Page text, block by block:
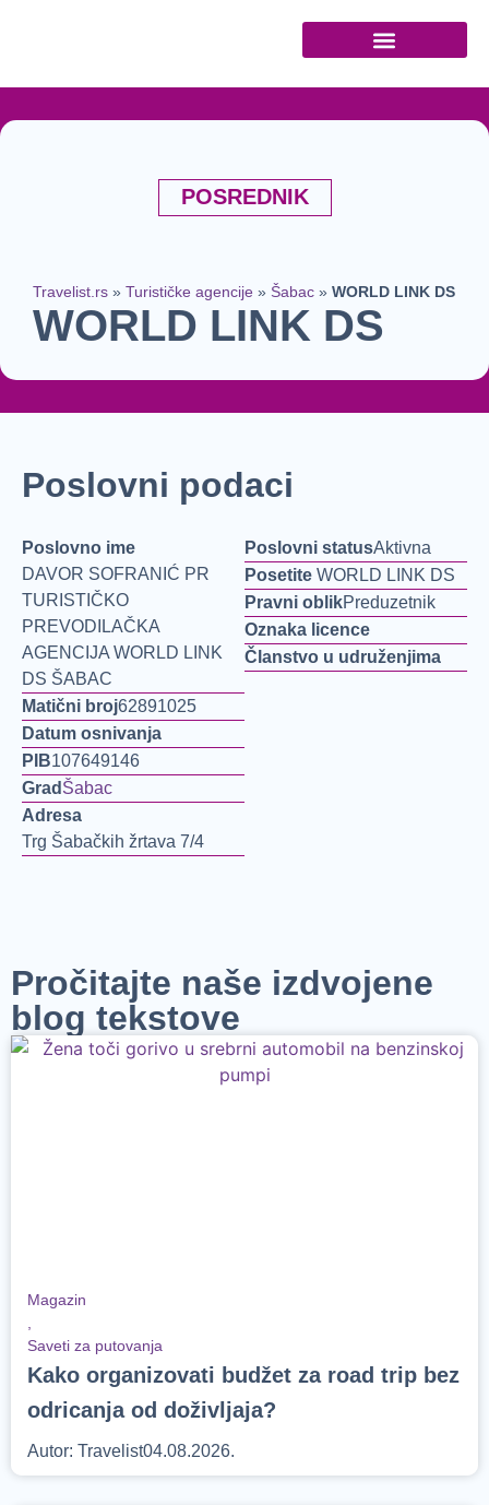
POSREDNIK
Travelist.rs » Turističke agencije » Šabac » WORLD LINK DS
WORLD LINK DS
Poslovni podaci
Poslovno ime
DAVOR SOFRANIĆ PR
TURISTIČKO
PREVODILAČKA
AGENCIJA WORLD LINK
DS ŠABAC
Matični broj62891025
Datum osnivanja
PIB107649146
Grad Šabac
Adresa
Trg Šabačkih žrtava 7/4
Poslovni statusAktivna
Posetite WORLD LINK DS
Pravni oblikPreduzetnik
Oznaka licence
Članstvo u udruženjima
Pročitajte naše izdvojene
blog tekstove
Magazin
Saveti za putovanja
Kako organizovati budžet za road trip bez
odricanja od doživljaja?
Autor: Travelist04.08.2026.